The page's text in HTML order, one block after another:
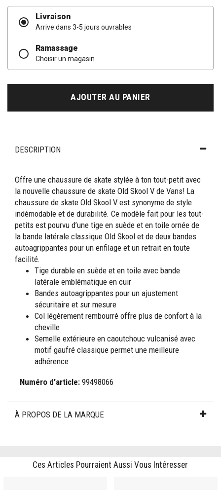
Livraison
Arrive dans 3-5 jours ouvrables
Ramassage
Choisir un magasin
AJOUTER AU PANIER
DESCRIPTION
Offre une chaussure de skate stylée à ton tout-petit avec
la nouvelle chaussure de skate Old Skool V de Vans! La
chaussure de skate Old Skool V est synonyme de style
indémodable et de durabilité. Ce modèle fait pour les tout-
petits est pourvu d’une tige en suède et en toile ornée de
la bande latérale classique Old Skool et de deux bandes
autoagrippantes pour un enfilage et un retrait en toute
facilité.
Tige durable en suède et en toile avec bande
latérale emblématique en cuir
Bandes autoagrippantes pour un ajustement
sécuritaire et sur mesure
Col légèrement rembourré offre plus de confort à la
cheville
Semelle extérieure en caoutchouc vulcanisé avec
motif gaufré classique permet une meilleure
adhérence
Numéro d'article:99498066
À PROPOS DE LA MARQUE
Ces Articles Pourraient Aussi Vous Intéresser